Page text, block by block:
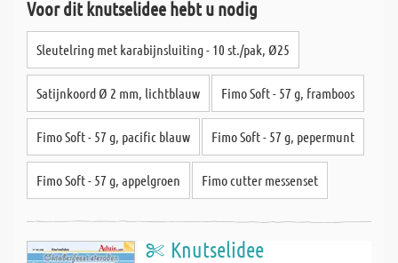
Voor dit knutselidee hebt u nodig
Sleutelring met karabijnsluiting - 10 st./pak, Ø25
Satijnkoord Ø 2 mm, lichtblauw Fimo Soft - 57 g, framboos
Fimo Soft - 57 g, pacific blauw Fimo Soft - 57 g, pepermunt
Fimo Soft - 57 g, appelgroen Fimo cutter messenset
Knutselidee